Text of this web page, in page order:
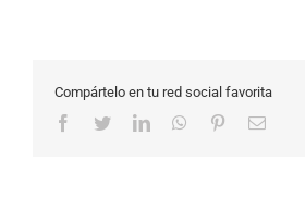
Compártelo en tu red social favorita
Facebook
TwitterLinkedInWhatsApp
PinterestCorreo